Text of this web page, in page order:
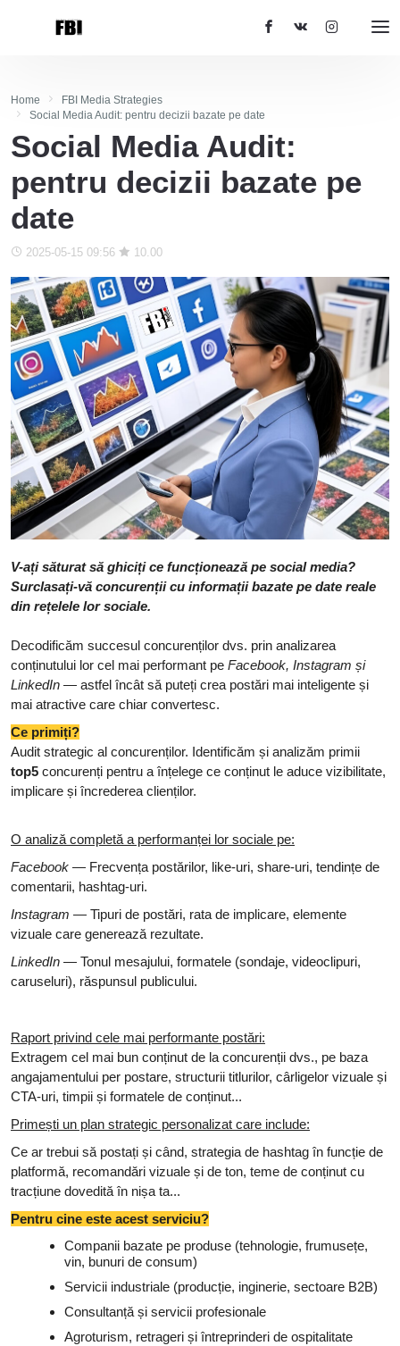
Home
FBI Media Strategies
Social Media Audit: pentru decizii bazate pe date
Social Media Audit:
pentru decizii bazate pe
date
2025-05-15 09:56 10.00
V-ați săturat să ghiciți ce funcționează pe social media?
Surclasați-vă concurenții cu informații bazate pe date reale
din rețelele lor sociale.
Decodificăm succesul concurenților dvs. prin analizarea
conținutului lor cel mai performant pe Facebook, Instagram și
LinkedIn — astfel încât să puteți crea postări mai inteligente și
mai atractive care chiar convertesc.
Ce primiți?
Audit strategic al concurenților. Identificăm și analizăm primii
top5 concurenți pentru a înțelege ce conținut le aduce vizibilitate,
implicare și încrederea clienților.
O analiză completă a performanței lor sociale pe:
Facebook — Frecvența postărilor, like-uri, share-uri, tendințe de
comentarii, hashtag-uri.
Instagram — Tipuri de postări, rata de implicare, elemente
vizuale care generează rezultate.
LinkedIn — Tonul mesajului, formatele (sondaje, videoclipuri,
caruseluri), răspunsul publicului.
Raport privind cele mai performante postări:
Extragem cel mai bun conținut de la concurenții dvs., pe baza
angajamentului per postare, structurii titlurilor, cârligelor vizuale și
CTA-uri, timpii și formatele de conținut...
Primești un plan strategic personalizat care include:
Ce ar trebui să postați și când, strategia de hashtag în funcție de
platformă, recomandări vizuale și de ton, teme de conținut cu
tracțiune dovedită în nișa ta...
Pentru cine este acest serviciu?
Companii bazate pe produse (tehnologie, frumusețe,
vin, bunuri de consum)
Servicii industriale (producție, inginerie, sectoare B2B)
Consultanță și servicii profesionale
Agroturism, retrageri și întreprinderi de ospitalitate